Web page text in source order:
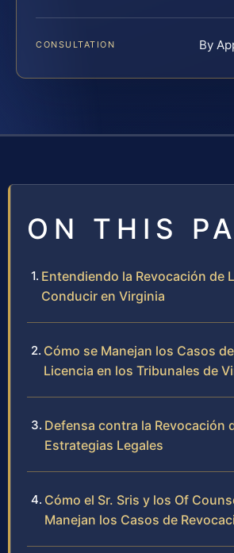
CONSULTATION By
ON THIS
Entendiendo la Revocación de
Conducir en Virginia
Cómo se Manejan los Casos
Licencia en los Tribunales de
Defensa contra la Revocación
Estrategias Legales
Cómo el Sr. Sris y los Of
Manejan los Casos de